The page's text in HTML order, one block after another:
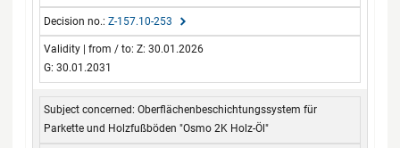
Z-157.10-253
Z: 30.01.2026
G: 30.01.2031
Oberflächenbeschichtungssystem für
Parkette und Holzfußböden "Osmo 2K Holz-Öl"